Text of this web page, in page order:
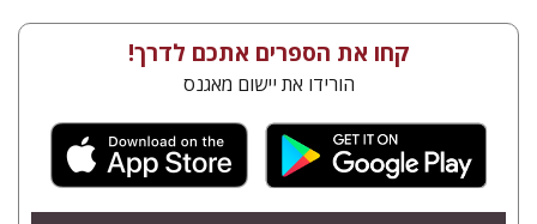
קחו את הספרים אתכם לדרך!
הורידו את יישום מאגנס